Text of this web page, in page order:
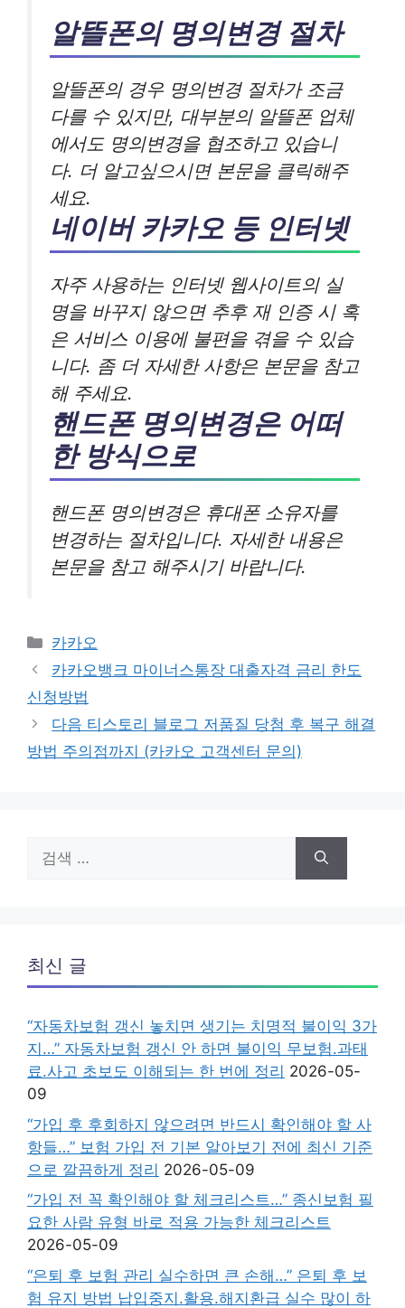
알뜰폰의 명의변경 절차
알뜰폰의 경우 명의변경 절차가 조금
다를 수 있지만, 대부분의 알뜰폰 업체
에서도 명의변경을 협조하고 있습니
다. 더 알고싶으시면 본문을 클릭해주
세요.
네이버 카카오 등 인터넷
자주 사용하는 인터넷 웹사이트의 실
명을 바꾸지 않으면 추후 재 인증 시 혹
은 서비스 이용에 불편을 겪을 수 있습
니다. 좀 더 자세한 사항은 본문을 참고
해 주세요.
핸드폰 명의변경은 어떠
한 방식으로
핸드폰 명의변경은 휴대폰 소유자를
변경하는 절차입니다. 자세한 내용은
본문을 참고 해주시기 바랍니다.
카
테
리
카카오
카카오뱅크 마이너스통장 대출자격 금리 한도
신청방법
다음 티스토리 블로그 저품질 당첨 후 복구 해결
방법 주의점까지 (카카오 고객센터 문의)
색:
최신 글
“자동차보험 갱신 놓치면 생기는 치명적 불이익 3가
지…” 자동차보험 갱신 안 하면 불이익 무보험.과태
료.사고 초보도 이해되는 한 번에 정리 2026-05-
09
“가입 후 후회하지 않으려면 반드시 확인해야 할 사
항들…” 보험 가입 전 기본 알아보기 전에 최신 기준
으로 깔끔하게 정리 2026-05-09
“가입 전 꼭 확인해야 할 체크리스트…” 종신보험 필
요한 사람 유형 바로 적용 가능한 체크리스트
2026-05-09
“은퇴 후 보험 관리 실수하면 큰 손해…” 은퇴 후 보
험 유지 방법 납입중지.활용.해지환급 실수 많이 하